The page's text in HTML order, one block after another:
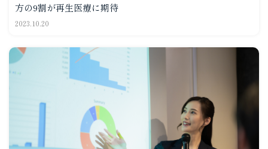
方の9割が再生医療に期待
2023.10.20